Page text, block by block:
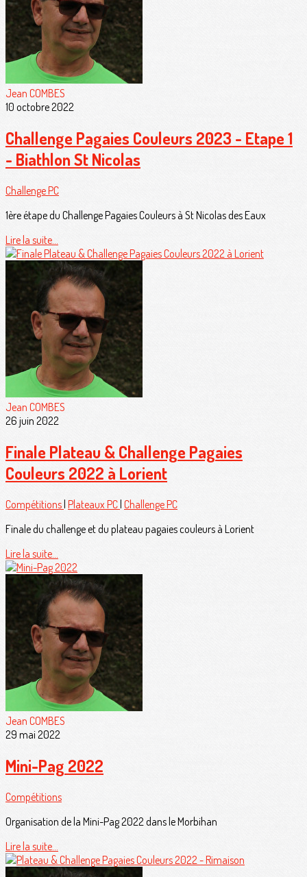
Jean COMBES
10 octobre 2022
Challenge Pagaies Couleurs 2023 - Etape 1
- Biathlon St Nicolas
Challenge PC
1ère étape du Challenge Pagaies Couleurs à St Nicolas des Eaux
Lire la suite...
Jean COMBES
26 juin 2022
Finale Plateau & Challenge Pagaies
Couleurs 2022 à Lorient
Compétitions| Plateaux PC| Challenge PC
Finale du challenge et du plateau pagaies couleurs à Lorient
Lire la suite...
Jean COMBES
29 mai 2022
Mini-Pag 2022
Compétitions
Organisation de la Mini-Pag 2022 dans le Morbihan
Lire la suite...